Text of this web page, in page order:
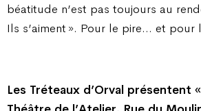
béatitude n’est pas toujours au
Ils s’aiment ». Pour le pire… et pour
Les Tréteaux d’Orval présentent «